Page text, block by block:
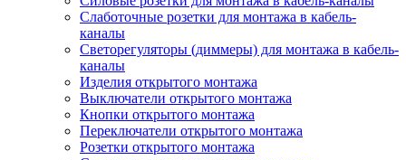
Слаботочные розетки для монтажа в кабель-
каналы
Светорегуляторы (диммеры) для монтажа в кабель-
каналы
Изделия открытого монтажа
Выключатели открытого монтажа
Кнопки открытого монтажа
Переключатели открытого монтажа
Розетки открытого монтажа